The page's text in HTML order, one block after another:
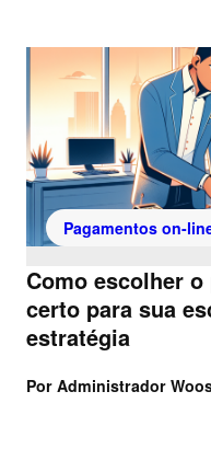
Pagamentos on-
Como escolher
certo para sua
estratégia
Por Administrador